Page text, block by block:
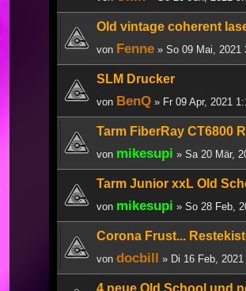
Old vintage coherent
von Fenne » So 09 Mai, 2021
SLM Drucker
von BenQ » Fr 09 Apr, 2021
Tarm FiberRay CT6800
von mikesupi » Sa 20 Mär,
Tarm Junior xxL Old
von mikesupi » So 28 Feb,
Corona Frust...
von docbill » Di 16 Feb, 2021
4 neue Old School und